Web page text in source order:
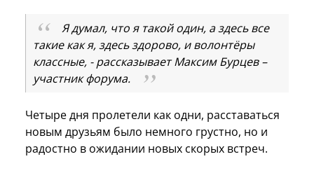
Я думал, что я такой один, а здесь все
такие как я, здесь здорово, и волонтёры
классные, - рассказывает Максим Бурцев –
участник форума.
Четыре дня пролетели как одни, расставаться
новым друзьям было немного грустно, но и
радостно в ожидании новых скорых встреч.